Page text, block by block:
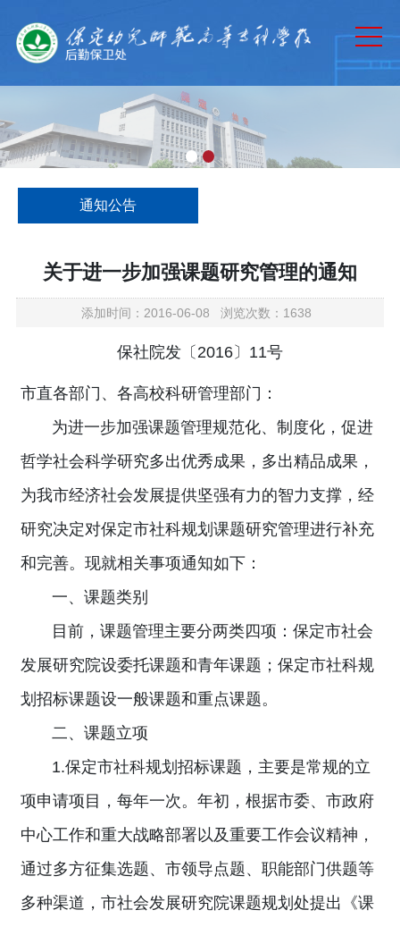
网站首页
规章制度
通知公告
资产管理
下载中心
通知公告
关于进一步加强课题研究管理的通知
添加时间：2016-06-08 浏览次数：1638
保社院发〔2016〕11号
市直各部门、各高校科研管理部门：
为进一步加强课题管理规范化、制度化，促进
哲学社会科学研究多出优秀成果，多出精品成果，
为我市经济社会发展提供坚强有力的智力支撑，经
研究决定对保定市社科规划课题研究管理进行补充
和完善。现就相关事项通知如下：
一、课题类别
目前，课题管理主要分两类四项：保定市社会
发展研究院设委托课题和青年课题；保定市社科规
划招标课题设一般课题和重点课题。
二、课题立项
1.保定市社科规划招标课题，主要是常规的立
项申请项目，每年一次。年初，根据市委、市政府
中心工作和重大战略部署以及重要工作会议精神，
通过多方征集选题、市领导点题、职能部门供题等
多种渠道，市社会发展研究院课题规划处提出《课